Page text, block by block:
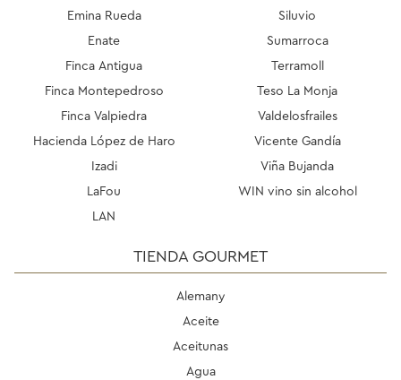
Emina Rueda
Enate
Finca Antigua
Finca Montepedroso
Finca Valpiedra
Hacienda López de Haro
Izadi
LaFou
LAN
Siluvio
Sumarroca
Terramoll
Teso La Monja
Valdelosfrailes
Vicente Gandía
Viña Bujanda
WIN vino sin alcohol
TIENDA GOURMET
Alemany
Aceite
Aceitunas
Agua